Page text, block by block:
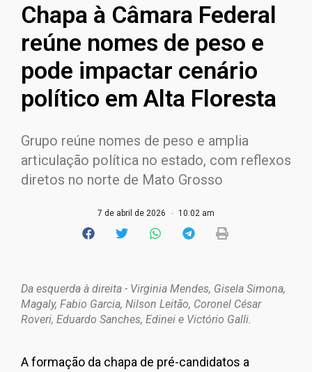
Chapa à Câmara Federal
reúne nomes de peso e
pode impactar cenário
político em Alta Floresta
Grupo reúne nomes de peso e amplia
articulação política no estado, com reflexos
diretos no norte de Mato Grosso
7 de abril de 2026 10:02 am
Da esquerda à direita - Virginia Mendes, Gisela Simona,
Magaly, Fabio Garcia, Nilson Leitão, Coronel César
Roveri, Eduardo Sanches, Edinei e Victório Galli.
A formação da chapa de pré-candidatos a